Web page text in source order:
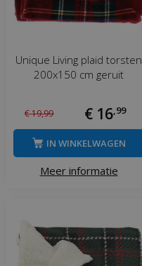
Unique Living plaid torsten
200x150 cm geruit
€19,99 € 16 99
Meer informatie
IN WINKELWAGEN